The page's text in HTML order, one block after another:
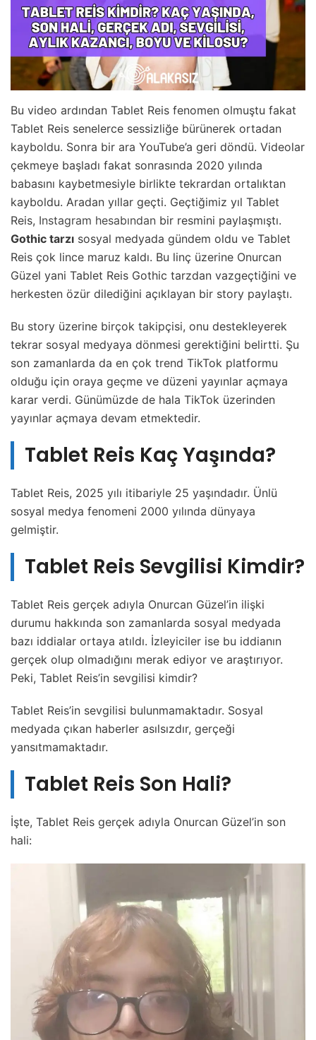
Bu video ardından Tablet Reis fenomen olmuştu fakat
Tablet Reis senelerce sessizliğe bürünerek ortadan
kayboldu. Sonra bir ara YouTube’a geri döndü. Videolar
çekmeye başladı fakat sonrasında 2020 yılında
babasını kaybetmesiyle birlikte tekrardan ortalıktan
kayboldu. Aradan yıllar geçti. Geçtiğimiz yıl Tablet
Reis, Instagram hesabından bir resmini paylaşmıştı.
Gothic tarzı sosyal medyada gündem oldu ve Tablet
Reis çok lince maruz kaldı. Bu linç üzerine Onurcan
Güzel yani Tablet Reis Gothic tarzdan vazgeçtiğini ve
herkesten özür dilediğini açıklayan bir story paylaştı.
Bu story üzerine birçok takipçisi, onu destekleyerek
tekrar sosyal medyaya dönmesi gerektiğini belirtti. Şu
son zamanlarda da en çok trend TikTok platformu
olduğu için oraya geçme ve düzeni yayınlar açmaya
karar verdi. Günümüzde de hala TikTok üzerinden
yayınlar açmaya devam etmektedir.
Tablet Reis Kaç Yaşında?
Tablet Reis, 2025 yılı itibariyle 25 yaşındadır. Ünlü
sosyal medya fenomeni 2000 yılında dünyaya
gelmiştir.
Tablet Reis Sevgilisi Kimdir?
Tablet Reis gerçek adıyla Onurcan Güzel’in ilişki
durumu hakkında son zamanlarda sosyal medyada
bazı iddialar ortaya atıldı. İzleyiciler ise bu iddianın
gerçek olup olmadığını merak ediyor ve araştırıyor.
Peki, Tablet Reis’in sevgilisi kimdir?
Tablet Reis’in sevgilisi bulunmamaktadır. Sosyal
medyada çıkan haberler asılsızdır, gerçeği
yansıtmamaktadır.
Tablet Reis Son Hali?
İşte, Tablet Reis gerçek adıyla Onurcan Güzel’in son
hali: